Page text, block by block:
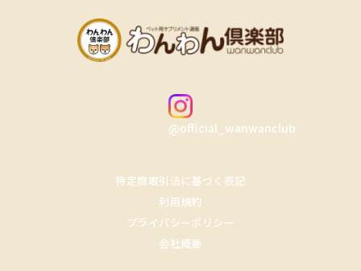
@official_wanwanclub
特定商取引法に基づく表記
利用規約
プライバシーポリシー
会社概要